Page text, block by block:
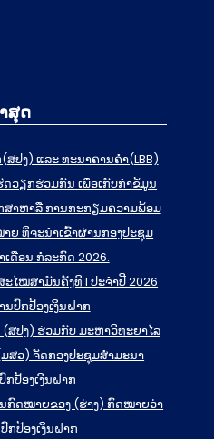
ສຸດ
ສປງ) ແລະ ທະນາຄານຄຳ(LBB)
ດວຽກຮ່ວມກັນ ເພື່ອເກັບກຳຂໍ້ມູນ
ສາຫາລື ການກະກຽມຄວາມພ້ອມ
ຍ ທີ່ຈະນໍາເຂົ້າຜ່ານກອງປະຊຸມ
ເດືອນ ກໍລະກົດ 2026.
ໄໝສາມັນຄັ້ງທີ I ປະຈຳປີ 2026
ນປົກປ້ອງເງິນຝາກ
(ສປງ) ຮ່ວມກັບ ມະຫາວິທະຍາໄລ
ສວ) ຈັດກອງປະຊຸມສຳມະນາ
ກປ້ອງເງິນຝາກ
ກົດໝາຍຂອງ (ຮ່າງ) ກົດໝາຍວ່າ
ກປ້ອງເງິນຝາກ